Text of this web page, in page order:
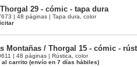
29 - cómic - tapa dura
| 48 páginas | Tapa dura, color
Montañas / Thorgal 15 - cómic -
| 48 páginas | Rústica, color
al carrito (envío en 7 días hábiles)